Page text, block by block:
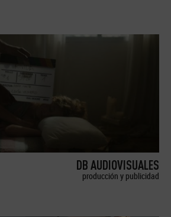
DB AUDIOVISUALES
producción y publicidad